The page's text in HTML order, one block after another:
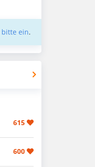
bitte ein.
615
600